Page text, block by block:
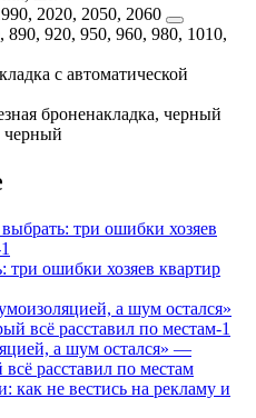
2020, 2050, 2060
890, 920, 950, 960, 980, 1010,
с автоматической
броненакладка, черный
черный
ошибки хозяев квартир
а шум остался» —
расставил по местам